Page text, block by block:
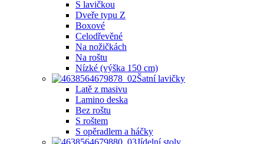
S lavičkou
Dveře typu Z
Boxové
Celodřevěné
Na nožičkách
Na roštu
Nízké (výška 150 cm)
Šatní lavičky
Latě z masivu
Lamino deska
Bez roštu
S roštem
S opěradlem a háčky
Jídelní stoly